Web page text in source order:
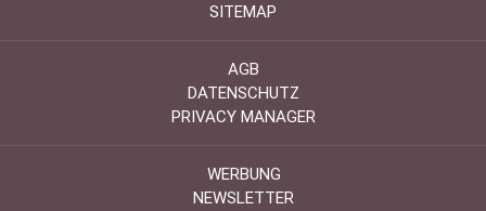
SITEMAP
AGB
DATENSCHUTZ
PRIVACY MANAGER
WERBUNG
NEWSLETTER